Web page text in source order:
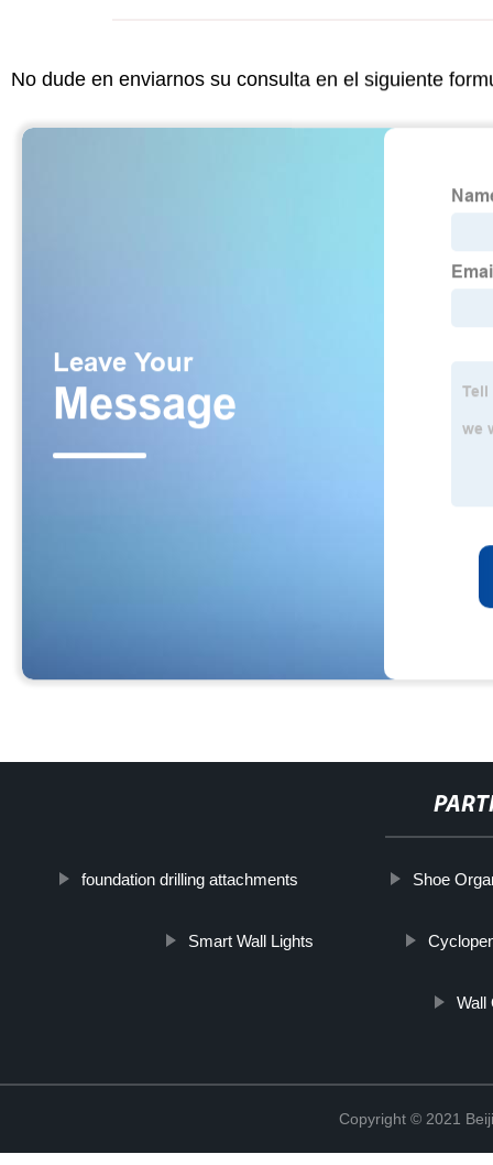
No dude en enviarnos su consulta en el siguiente
foundation drilling attachments Shoe
Smart Wall Lights
Wall
Copyright © 2021